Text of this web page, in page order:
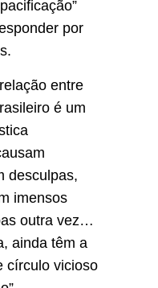
por
entre
é um
desculpas,
imensos
outra vez…
ainda têm a
círculo vicioso